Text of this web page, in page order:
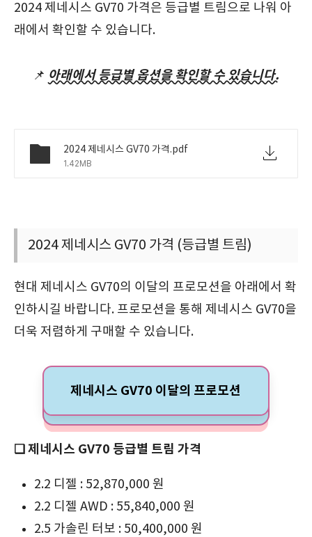
2024 제네시스 GV70 가격은 등급별 트림으로 나워 아
래에서 확인할 수 있습니다.
📌 아래에서 등급별 옵션을 확인할 수 있습니다.
2024 제네시스 GV70 가격.pdf
1.42MB
2024 제네시스 GV70 가격 (등급별 트림)
현대 제네시스 GV70의 이달의 프로모션을 아래에서 확
인하시길 바랍니다. 프로모션을 통해 제네시스 GV70을
더욱 저렴하게 구매할 수 있습니다.
제네시스 GV70 이달의 프로모션
❏ 제네시스 GV70 등급별 트림 가격
2.2 디젤 : 52,870,000 원
2.2 디젤 AWD : 55,840,000 원
2.5 가솔린 터보 : 50,400,000 원